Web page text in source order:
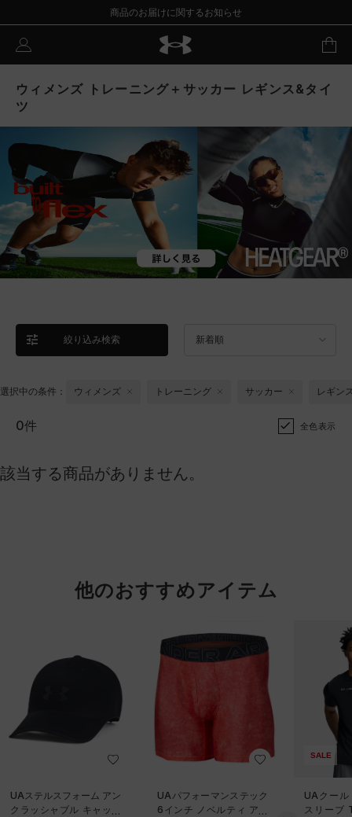
商品のお届けに関するお知らせ
ウィメンズ トレーニング＋サッカー レギンス&タイ
ツ
絞り込み検索 新着順
選択中の条件： ウィメンズ トレーニング サッカー レギン
0件 全色表示
該当する商品がありません。
他のおすすめアイテム
UAステルスフォーム アン
クラッシャブル キャップ
UAパフォーマンステック
6インチ ノベルティ アン
SALE
UAクール
スリーブ